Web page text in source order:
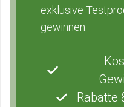
exklusive
gewinnen.
Rabatte